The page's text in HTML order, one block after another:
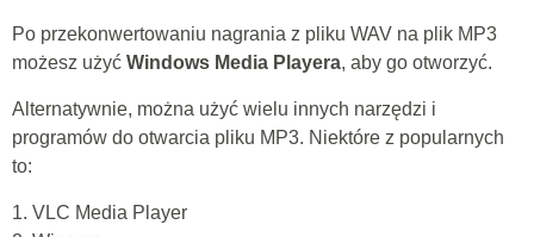
Po przekonwertowaniu nagrania z pliku WAV na plik MP3
możesz użyć Windows Media Playera, aby go otworzyć.
Alternatywnie, można użyć wielu innych narzędzi i
programów do otwarcia pliku MP3. Niektóre z popularnych
to:
1. VLC Media Player